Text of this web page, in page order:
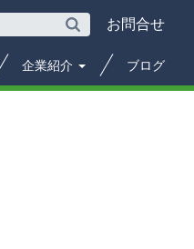
お問合せ
企業紹介 ブログ